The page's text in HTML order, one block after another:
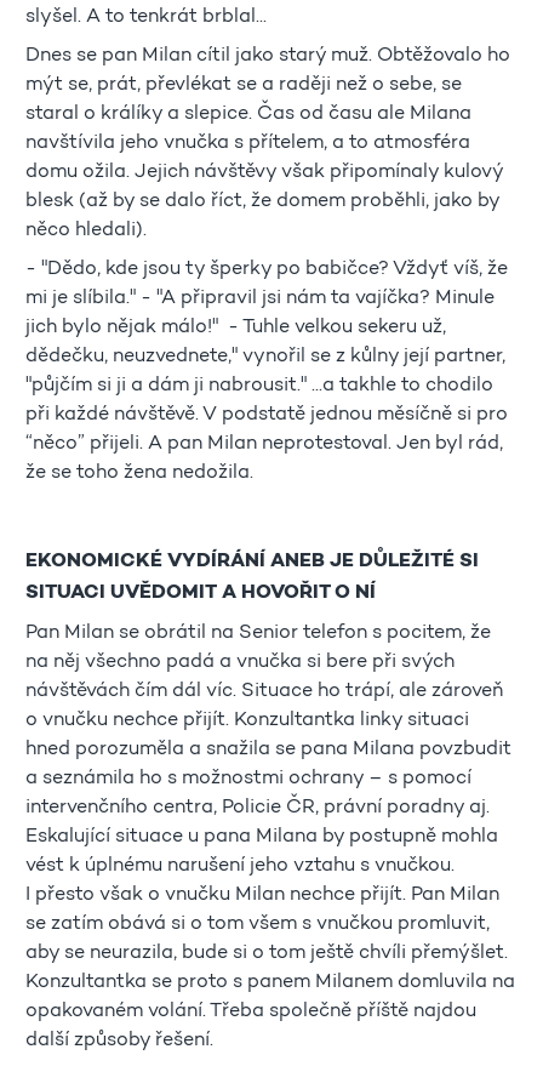
slyšel. A to tenkrát brblal...
Dnes se pan Milan cítil jako starý muž. Obtěžovalo ho
mýt se, prát, převlékat se a raději než o sebe, se
staral o králíky a slepice. Čas od času ale Milana
navštívila jeho vnučka s přítelem, a to atmosféra
domu ožila. Jejich návštěvy však připomínaly kulový
blesk (až by se dalo říct, že domem proběhli, jako by
něco hledali).
- "Dědo, kde jsou ty šperky po babičce? Vždyť víš, že
mi je slíbila." - "A připravil jsi nám ta vajíčka? Minule
jich bylo nějak málo!" - Tuhle velkou sekeru už,
dědečku, neuzvednete," vynořil se z kůlny její partner,
"půjčím si ji a dám ji nabrousit." ...a takhle to chodilo
při každé návštěvě. V podstatě jednou měsíčně si pro
“něco” přijeli. A pan Milan neprotestoval. Jen byl rád,
že se toho žena nedožila.
EKONOMICKÉ VYDÍRÁNÍ ANEB JE DŮLEŽITÉ SI
SITUACI UVĚDOMIT A HOVOŘIT O NÍ
Pan Milan se obrátil na Senior telefon s pocitem, že
na něj všechno padá a vnučka si bere při svých
návštěvách čím dál víc. Situace ho trápí, ale zároveň
o vnučku nechce přijít. Konzultantka linky situaci
hned porozuměla a snažila se pana Milana povzbudit
a seznámila ho s možnostmi ochrany – s pomocí
intervenčního centra, Policie ČR, právní poradny aj.
Eskalující situace u pana Milana by postupně mohla
vést k úplnému narušení jeho vztahu s vnučkou.
I přesto však o vnučku Milan nechce přijít. Pan Milan
se zatím obává si o tom všem s vnučkou promluvit,
aby se neurazila, bude si o tom ještě chvíli přemýšlet.
Konzultantka se proto s panem Milanem domluvila na
opakovaném volání. Třeba společně příště najdou
další způsoby řešení.